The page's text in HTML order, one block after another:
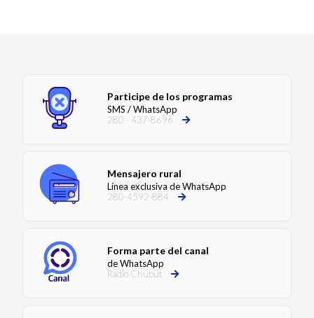
Participe de los programas
SMS / WhatsApp
280 - 437-8696
Mensajero rural
Línea exclusiva de WhatsApp
280-4592-884
Forma parte del canal
de WhatsApp
Radio Chubut